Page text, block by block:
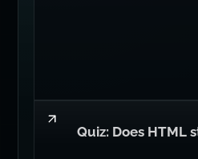
Quiz: Does HTML